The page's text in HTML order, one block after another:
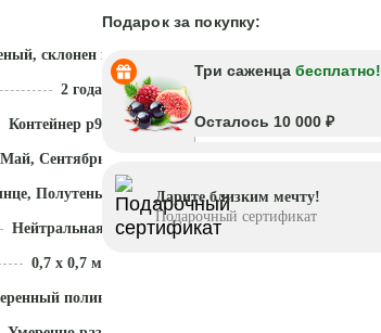
склонен к вторичному цветению
2 года
Контейнер p9
Сентябрь - Ноябрь
Полутень
Нейтральная (5,5 - 7)
0,7 x 0,7 м
полив
Подарок за покупку:
Три саженца бесплатно!
Осталось 10 000 ₽
Дарите близким мечту!
Подарочный сертификат